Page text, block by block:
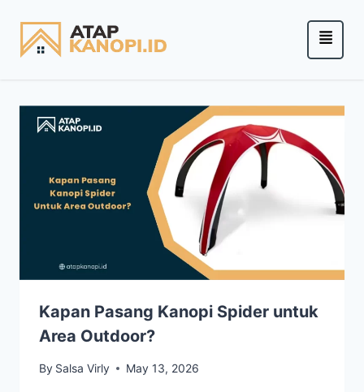
Kapan Pasang Kanopi Spider untuk
Area Outdoor?
By Salsa Virly May 13, 2026